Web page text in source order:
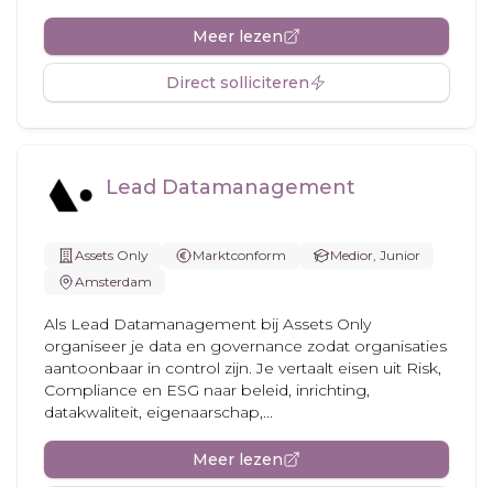
Meer lezen
Direct solliciteren
Lead Datamanagement
Assets Only Marktconform
Medior, Junior
Amsterdam
Als Lead Datamanagement bij Assets Only
organiseer je data en governance zodat organisaties
aantoonbaar in control zijn. Je vertaalt eisen uit Risk,
Compliance en ESG naar beleid, inrichting,
datakwaliteit, eigenaarschap,...
Meer lezen